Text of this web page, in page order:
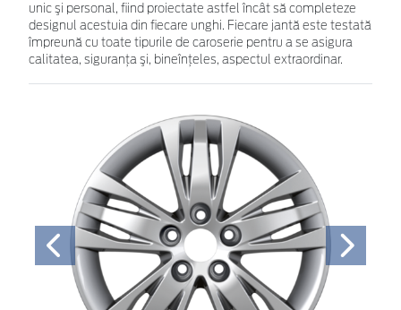
unic şi personal, fiind proiectate astfel încât să completeze
designul acestuia din fiecare unghi. Fiecare jantă este testată
împreună cu toate tipurile de caroserie pentru a se asigura
calitatea, siguranţa şi, bineînţeles, aspectul extraordinar.